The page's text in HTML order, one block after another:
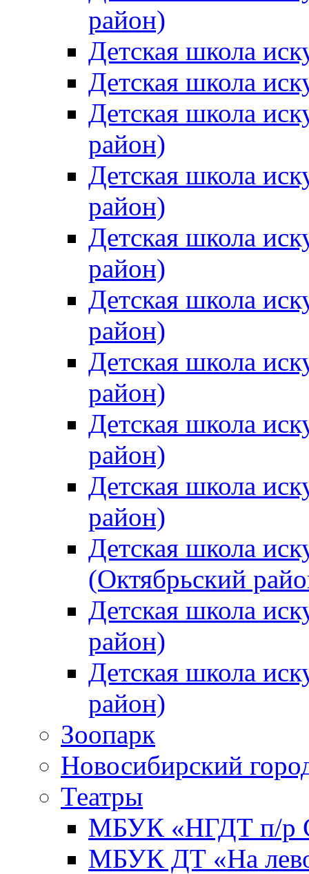
район)
Детская школа
Детская школа
Детская школа
район)
Детская школа
район)
Детская школа
район)
Детская школа
район)
Детская школа
район)
Детская школа
район)
Детская школа
район)
Детская школа
(Октябрьский
Детская школа
район)
Детская школа
район)
Зоопарк
Новосибирский
Театры
МБУК «НГДТ п/р
МБУК ДТ «На